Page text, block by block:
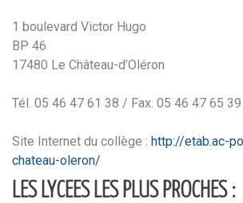
1 boulevard Victor Hugo
BP 46
17480 Le Château-d’Oléron
Tél. 05 46 47 61 38 / Fax. 05 46 47 65 39
Site Internet du collège : http://etab.ac-
chateau-oleron/
LES LYCEES LES PLUS PROCHES :